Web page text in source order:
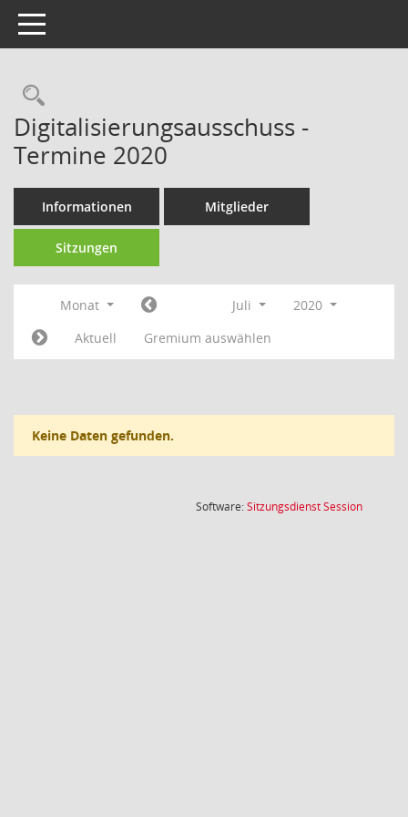
Toggle navigation
Rechercheauswahl
Digitalisierungsausschuss -
Termine 2020
Informationen Mitglieder
Sitzungen
Monat Juli
2020
Aktuell
Gremium auswählen
Keine Daten gefunden.
Software:SitzungsdienstSession(Wird in